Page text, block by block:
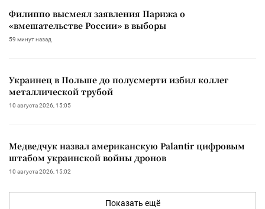
Филиппо высмеял заявления Парижа о
«вмешательстве России» в выборы
59 минут назад
Украинец в Польше до полусмерти избил коллег
металлической трубой
10 августа 2026, 15:05
Медведчук назвал американскую Palantir цифровым
штабом украинской войны дронов
10 августа 2026, 15:02
Показать ещё